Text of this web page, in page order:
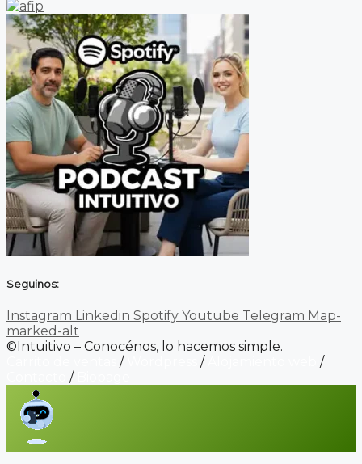
Seguinos:
Instagram Linkedin Spotify Youtube Telegram Map-
marked-alt
©Intuitivo – Conocénos, lo hacemos simple.
/ /
/
/